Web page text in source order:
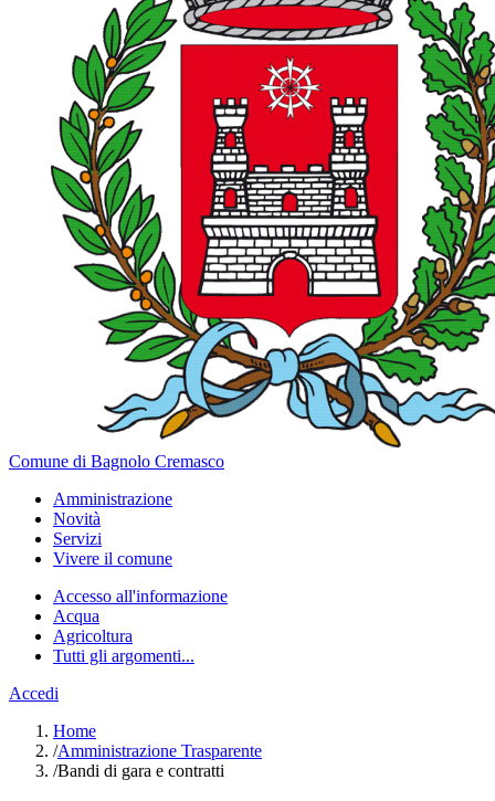
Comune di Bagnolo Cremasco
Amministrazione
Novità
Servizi
Vivere il comune
Accesso all'informazione
Acqua
Agricoltura
Tutti gli argomenti...
Accedi
Home
/Amministrazione Trasparente
/Bandi di gara e contratti